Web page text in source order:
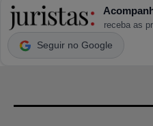
receba as
Seguir no Google